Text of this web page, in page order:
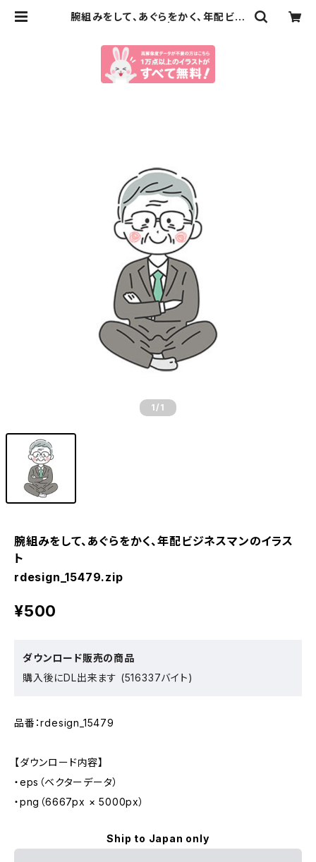
腕組みをして、あぐらをかく、年配ビジ
1 /1
腕組みをして、あぐらをかく、年配ビジネスマンのイラス
ト
rdesign_15479.zip
¥500
ダウンロード販売の商品
購入後にDL出来ます (516337バイト)
品番：rdesign_15479
【ダウンロード内容】
・eps（ベクターデータ）
・png（6667px × 5000px）
Ship to Japan only